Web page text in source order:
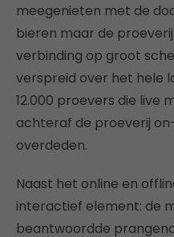
meegenieten met de
bieren maar de
verbinding op groot
verspreid over het hele
12.000 proevers die live
achteraf de proeverij
overdeden.
Naast het online en
interactief element: de
beantwoordde